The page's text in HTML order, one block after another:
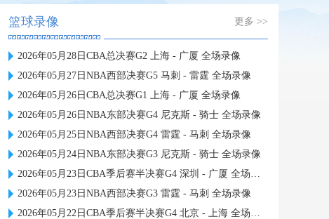
篮球录像 更多 >>
2026年05月28日CBA总决赛G2 上海 - 广厦 全场录像
2026年05月27日NBA西部决赛G5 马刺 - 雷霆 全场录像
2026年05月26日CBA总决赛G1 上海 - 广厦 全场录像
2026年05月26日NBA东部决赛G4 尼克斯 - 骑士 全场录像
2026年05月25日NBA西部决赛G4 雷霆 - 马刺 全场录像
2026年05月24日NBA东部决赛G3 尼克斯 - 骑士 全场录像
2026年05月23日CBA季后赛半决赛G4 深圳 - 广厦 全场录像
2026年05月23日NBA西部决赛G3 雷霆 - 马刺 全场录像
2026年05月22日CBA季后赛半决赛G4 北京 - 上海 全场录像